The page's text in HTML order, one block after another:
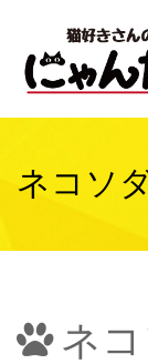
ネコソ
ネコ